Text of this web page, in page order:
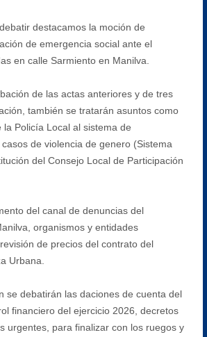
destacamos la moción de
de emergencia social ante el
en calle Sarmiento en Manilva.
de las actas anteriores y de tres
también se tratarán asuntos como
la Policía Local al sistema de
de violencia de genero (Sistema
del Consejo Local de Participación
del canal de denuncias del
organismos y entidades
de precios del contrato del
Urbana.
se debatirán las daciones de cuenta del
financiero del ejercicio 2026, decretos
urgentes, para finalizar con los ruegos y